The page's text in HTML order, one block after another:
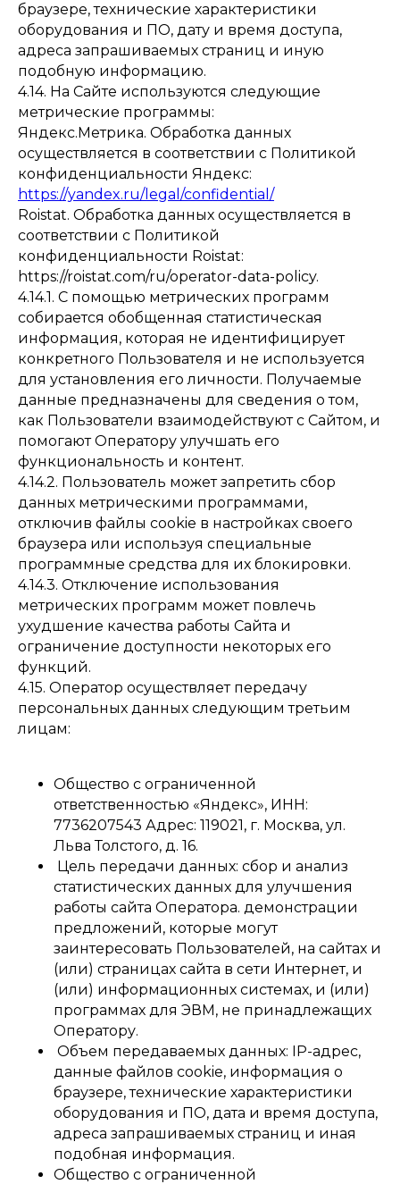
браузере, технические характеристики
оборудования и ПО, дату и время доступа,
адреса запрашиваемых страниц и иную
подобную информацию.
4.14. На Сайте используются следующие
метрические программы:
Яндекс.Метрика. Обработка данных
осуществляется в соответствии с Политикой
конфиденциальности Яндекс:
https://yandex.ru/legal/confidential/
Roistat. Обработка данных осуществляется в
соответствии с Политикой
конфиденциальности Roistat:
https://roistat.com/ru/operator-data-policy.
4.14.1. С помощью метрических программ
собирается обобщенная статистическая
информация, которая не идентифицирует
конкретного Пользователя и не используется
для установления его личности. Получаемые
данные предназначены для сведения о том,
как Пользователи взаимодействуют с Сайтом, и
помогают Оператору улучшать его
функциональность и контент.
4.14.2. Пользователь может запретить сбор
данных метрическими программами,
отключив файлы cookie в настройках своего
браузера или используя специальные
программные средства для их блокировки.
4.14.3. Отключение использования
метрических программ может повлечь
ухудшение качества работы Сайта и
ограничение доступности некоторых его
функций.
4.15. Оператор осуществляет передачу
персональных данных следующим третьим
лицам:
Общество с ограниченной
ответственностью «Яндекс», ИНН:
7736207543 Адрес: 119021, г. Москва, ул.
Льва Толстого, д. 16.
Цель передачи данных: сбор и анализ
статистических данных для улучшения
работы сайта Оператора. демонстрации
предложений, которые могут
заинтересовать Пользователей, на сайтах и
(или) страницах сайта в сети Интернет, и
(или) информационных системах, и (или)
программах для ЭВМ, не принадлежащих
Оператору.
Объем передаваемых данных: IP-адрес,
данные файлов cookie, информация о
браузере, технические характеристики
оборудования и ПО, дата и время доступа,
адреса запрашиваемых страниц и иная
подобная информация.
Общество с ограниченной